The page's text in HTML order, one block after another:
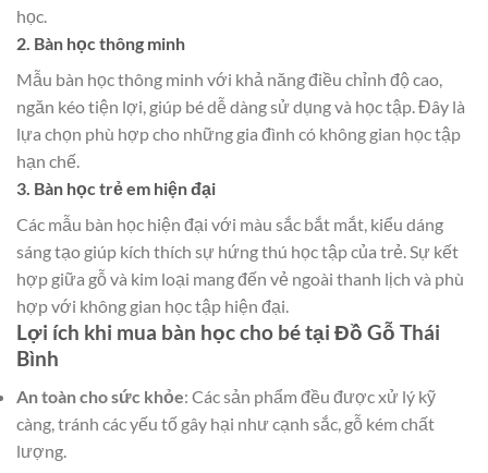
học.
2. Bàn học thông minh
Mẫu bàn học thông minh với khả năng điều chỉnh độ cao,
ngăn kéo tiện lợi, giúp bé dễ dàng sử dụng và học tập. Đây là
lựa chọn phù hợp cho những gia đình có không gian học tập
hạn chế.
3. Bàn học trẻ em hiện đại
Các mẫu bàn học hiện đại với màu sắc bắt mắt, kiểu dáng
sáng tạo giúp kích thích sự hứng thú học tập của trẻ. Sự kết
hợp giữa gỗ và kim loại mang đến vẻ ngoài thanh lịch và phù
hợp với không gian học tập hiện đại.
Lợi ích khi mua bàn học cho bé tại Đồ Gỗ Thái
Bình
An toàn cho sức khỏe: Các sản phẩm đều được xử lý kỹ
càng, tránh các yếu tố gây hại như cạnh sắc, gỗ kém chất
lượng.